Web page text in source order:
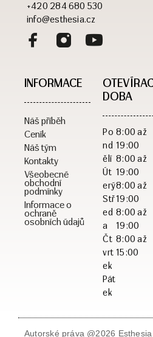
+420 284 680 530
info@esthesia.cz
INFORMACE
Náš příběh
Ceník
Náš tým
Kontakty
Všeobecné
obchodní
podmínky
Informace o
ochraně
osobních údajů
DOBA​
Po
nd
ělí
Út
erý
Stř
ed
a
Čt
vrt
ek
Pát
ek
8:00 až
19:00
8:00 až
19:00
8:00 až
19:00
8:00 až
19:00
8:00 až
15:00
Autorské práva @2026